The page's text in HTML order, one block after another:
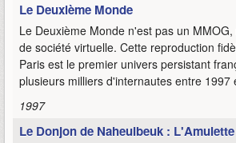
Le Deuxième Monde
Le Deuxième Monde n'est pas un
de société virtuelle. Cette reproduction
Paris est le premier univers persistant
plusieurs milliers d'internautes entre 1997
1997
Le Donjon de Naheulbeuk :